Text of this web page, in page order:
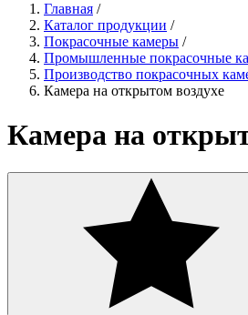
Главная /
Каталог продукции /
Покрасочные камеры /
Промышленные покрасочные
Производство покрасочных
Камера на открытом воздухе
Камера на